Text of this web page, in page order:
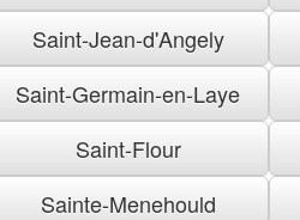
Saint-Jean-d'Angely
Saint-Germain-en-Laye
Saint-Flour
Sainte-Menehould